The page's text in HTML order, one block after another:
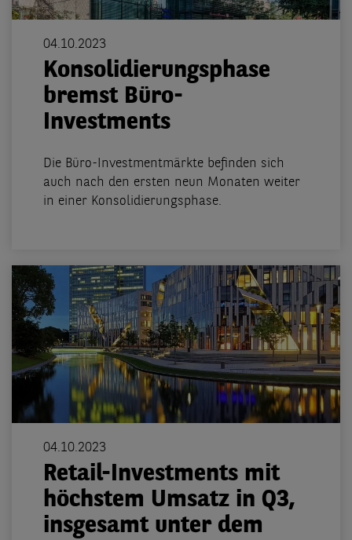
04.10.2023
Konsolidierungsphase
bremst Büro-
Investments
Die Büro-Investmentmärkte befinden sich
auch nach den ersten neun Monaten weiter
in einer Konsolidierungsphase.
04.10.2023
Retail-Investments mit
höchstem Umsatz in Q3,
insgesamt unter dem